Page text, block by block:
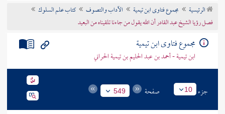
تراجم الأعلام
الرئيسية مجموع فتاوى ابن تيمية الآداب والتصوف
كتاب علم السلوك
فصل رؤيا الشيخ عبد القادر أن الله يقول من جاءنا تلقيناه من البعيد
مجموع فتاوى ابن تيمية
ابن تيمية - أحمد بن عبد الحليم بن تيمية الحراني
جزء 10 صفحة 549